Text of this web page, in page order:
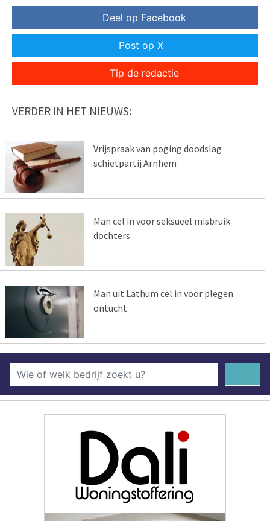
Deel op Facebook
Post op X
Tip de redactie
VERDER IN HET NIEUWS:
Vrijspraak van poging doodslag
schietpartij Arnhem
Man cel in voor seksueel misbruik
dochters
Man uit Lathum cel in voor plegen
ontucht